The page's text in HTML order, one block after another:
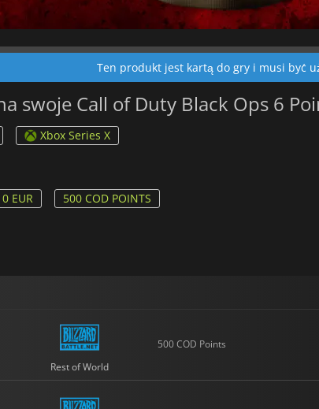
Ten produkt jest kartą do gry i musi być
swoje Call of Duty Black Ops 6
Xbox Series X
EUR 500 COD POINTS
Rest of World
500 COD Points